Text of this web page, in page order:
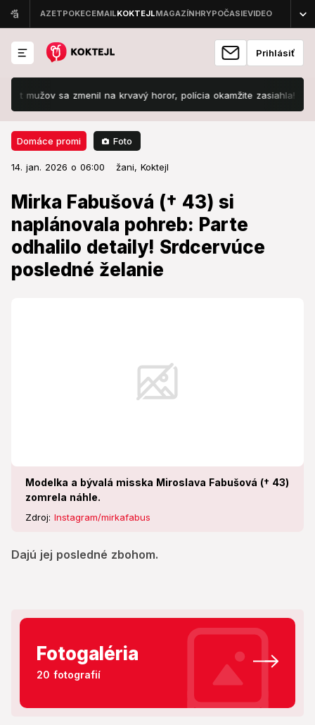
Prihlásiť
sa zmenil na krvavý horor, polícia okamžite zasiahla!
Domáce promi Foto
14. jan. 2026 o 06:00 žani, Koktejl
Mirka Fabušová († 43) si
naplánovala pohreb: Parte
odhalilo detaily! Srdcervúce
posledné želanie
Modelka a bývalá misska Miroslava Fabušová († 43)
zomrela náhle.
Zdroj: Instagram/mirkafabus
Dajú jej posledné zbohom.
Domáce promi 14. jan. 2026 o 06:00
Mirka Fabušová († 43) si
naplánovala pohreb: Parte
odhalilo detaily! Srdcervúce
posledné želanie
Dajú jej posledné zbohom.
Fotogaléria
20 fotografií